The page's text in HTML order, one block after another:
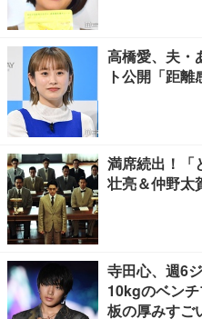
高橋愛、夫・
ト公開「距離
満席続出！「
壮亮＆仲野太
寺田心、週6
10kgのベン
板の厚みすご